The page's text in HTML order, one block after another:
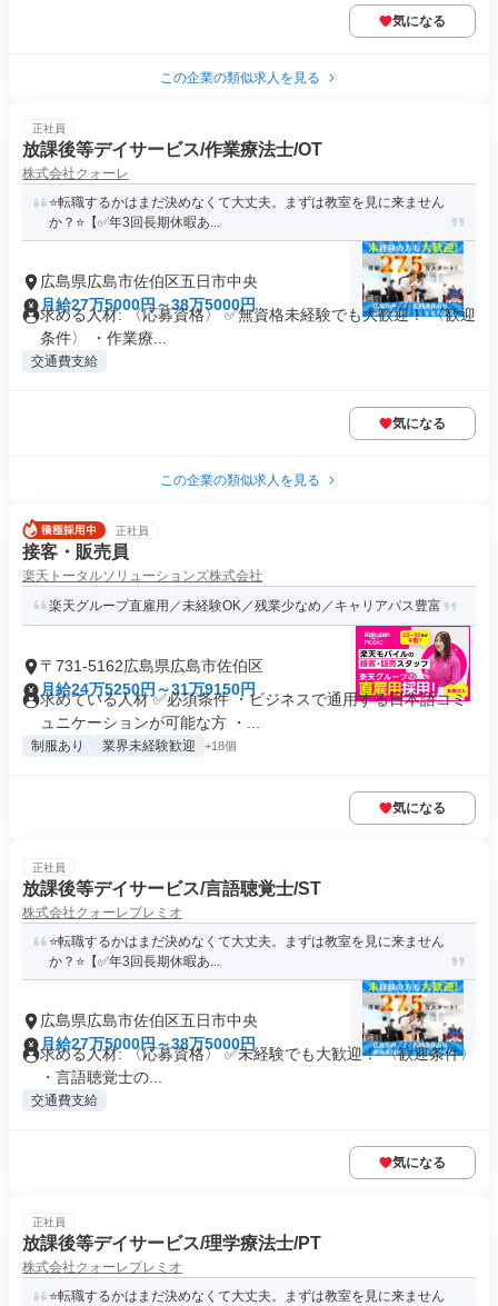
気になる
この企業の類似求人を見る
正社員
放課後等デイサービス/作業療法士/OT
株式会社クォーレ
⭐️転職するかはまだ決めなくて大丈夫。まずは教室を見に来ません
か？⭐️【✅年3回長期休暇あ...
広島県広島市佐伯区五日市中央
月給27万5000円～38万5000円
求める人材: 〈応募資格〉 ✅️無資格未経験でも大歓迎！ 〈歓迎
条件〉 ・作業療...
交通費支給
気になる
この企業の類似求人を見る
正社員
接客・販売員
楽天トータルソリューションズ株式会社
楽天グループ直雇用／未経験OK／残業少なめ／キャリアパス豊富
〒731-5162広島県広島市佐伯区
月給24万5250円～31万9150円
求めている人材 ✅必須条件 ・ビジネスで通用する日本語コミ
ュニケーションが可能な方 ・...
制服あり 業界未経験歓迎 +18個
気になる
正社員
放課後等デイサービス/言語聴覚士/ST
株式会社クォーレプレミオ
⭐️転職するかはまだ決めなくて大丈夫。まずは教室を見に来ません
か？⭐️【✅年3回長期休暇あ...
広島県広島市佐伯区五日市中央
月給27万5000円～38万5000円
求める人材: 〈応募資格〉 ✅️未経験でも大歓迎！ 〈歓迎条件〉
・言語聴覚士の...
交通費支給
気になる
正社員
放課後等デイサービス/理学療法士/PT
株式会社クォーレプレミオ
⭐️転職するかはまだ決めなくて大丈夫。まずは教室を見に来ません